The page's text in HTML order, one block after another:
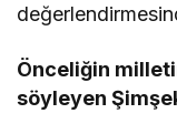
Önceliğin
söyleyen